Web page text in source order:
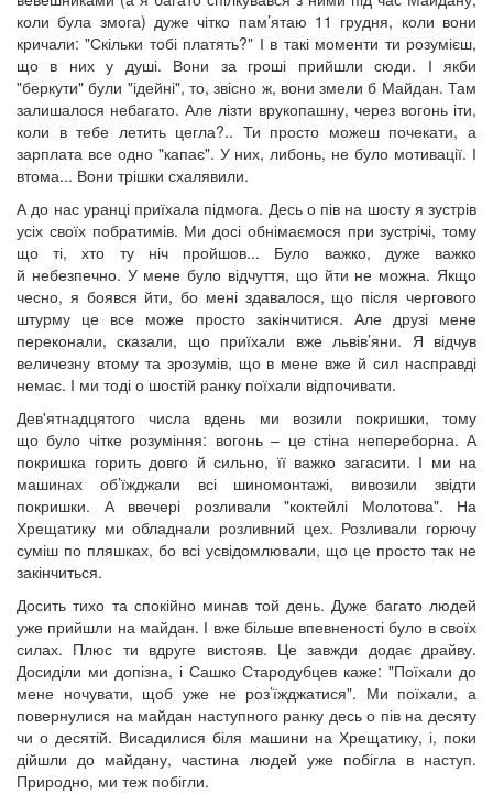
коли була змога) дуже чітко пам’ятаю 11 грудня, коли вони
кричали: "Скільки тобі платять?" І в такі моменти ти розумієш,
що в них у душі. Вони за гроші прийшли сюди. І якби
"беркути" були "ідейні", то, звісно ж, вони змели б Майдан. Там
залишалося небагато. Але лізти врукопашну, через вогонь іти,
коли в тебе летить цегла?.. Ти просто можеш почекати, а
зарплата все одно "капає". У них, либонь, не було мотивації. І
втома... Вони трішки схалявили.
А до нас уранці приїхала підмога. Десь о пів на шосту я зустрів
усіх своїх побратимів. Ми досі обнімаємося при зустрічі, тому
що ті, хто ту ніч пройшов... Було важко, дуже важко
й небезпечно. У мене було відчуття, що йти не можна. Якщо
чесно, я боявся йти, бо мені здавалося, що після чергового
штурму це все може просто закінчитися. Але друзі мене
переконали, сказали, що приїхали вже львів’яни. Я відчув
величезну втому та зрозумів, що в мене вже й сил насправді
немає. І ми тоді о шостій ранку поїхали відпочивати.
Дев'ятнадцятого числа вдень ми возили покришки, тому
що було чітке розуміння: вогонь – це стіна непереборна. А
покришка горить довго й сильно, її важко загасити. І ми на
машинах об’їжджали всі шиномонтажі, вивозили звідти
покришки. А ввечері розливали "коктейлі Молотова". На
Хрещатику ми обладнали розливний цех. Розливали горючу
суміш по пляшках, бо всі усвідомлювали, що це просто так не
закінчиться.
Досить тихо та спокійно минав той день. Дуже багато людей
уже прийшли на майдан. І вже більше впевненості було в своїх
силах. Плюс ти вдруге вистояв. Це завжди додає драйву.
Досиділи ми допізна, і Сашко Стародубцев каже: "Поїхали до
мене ночувати, щоб уже не роз’їжджатися". Ми поїхали, а
повернулися на майдан наступного ранку десь о пів на десяту
чи о десятій. Висадилися біля машини на Хрещатику, і, поки
дійшли до майдану, частина людей уже побігла в наступ.
Природно, ми теж побігли.